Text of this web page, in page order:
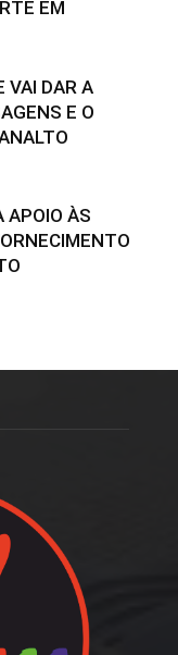
EM
VAI DAR A
E O
APOIO ÀS